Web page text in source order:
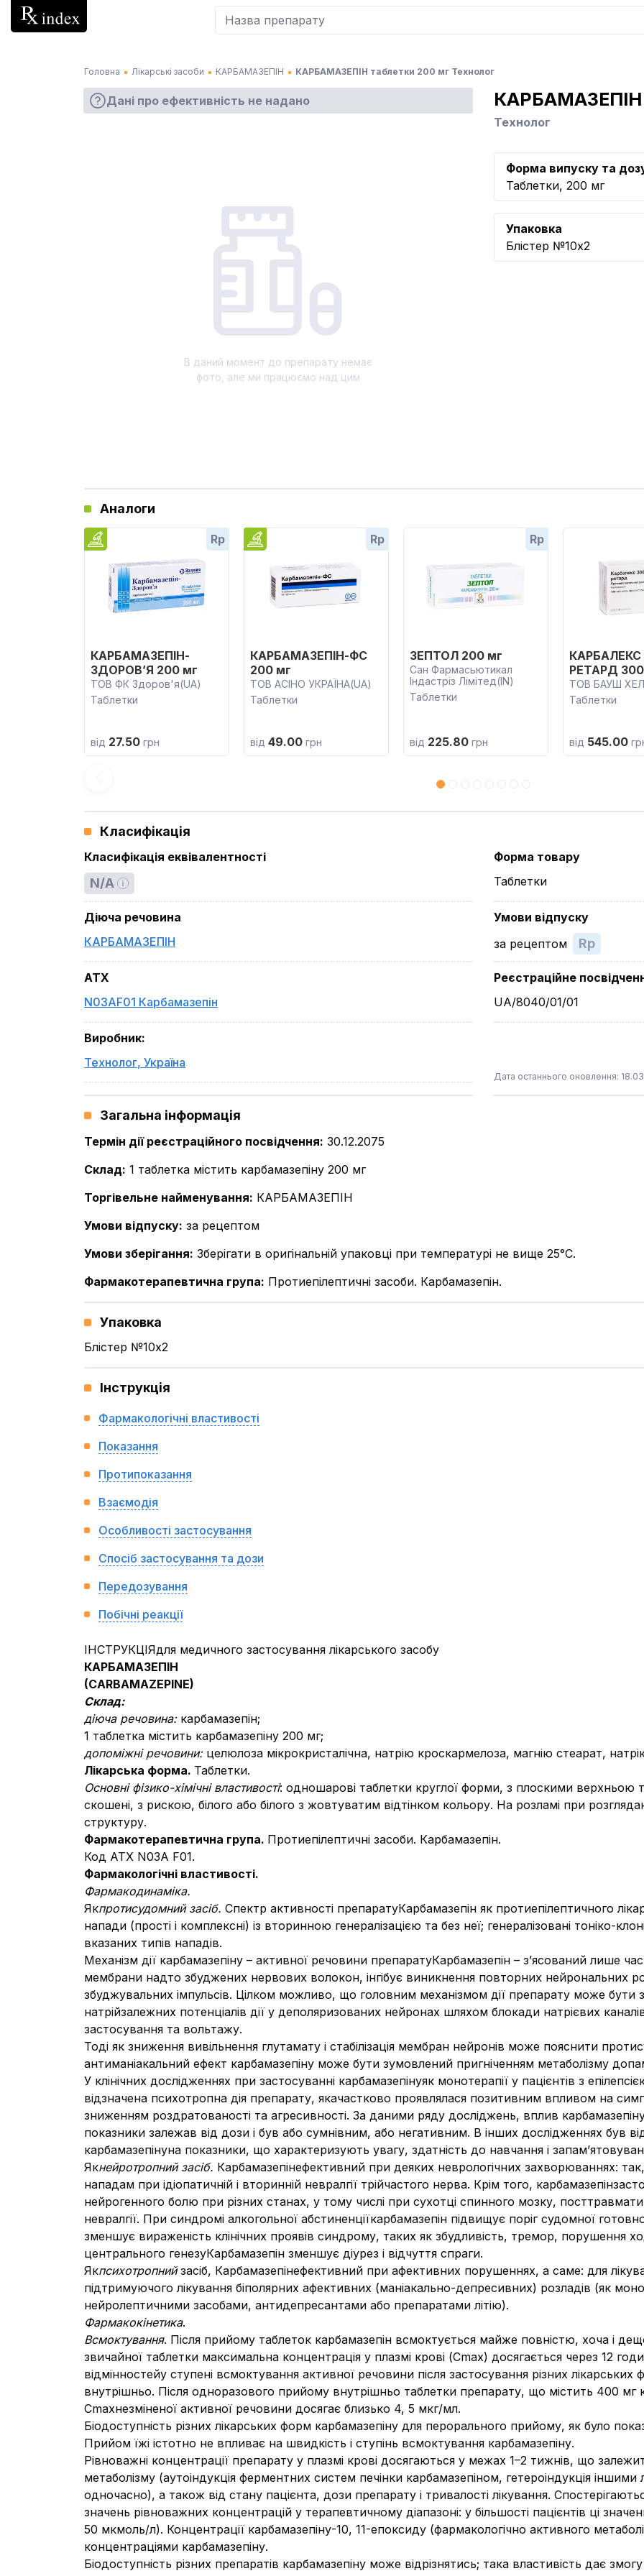
Головна Лікарські засоби КАРБАМАЗЕПІН КАРБАМАЗЕПІН таблетки 200 мг Технолог
Дані про ефективність не надано
В даний момент до препарату немає
фото, але ми працюємо над цим
КАРБАМАЗЕПІН
Технолог
Форма випуску та
Таблетки, 200 мг
Упаковка
Блістер №10x2
Аналоги
Rp
КАРБАМАЗЕПІН-
ЗДОРОВ’Я 200 мг
ТОВ ФК Здоров'я(UA)
Таблетки
від 27.50 грн
Rp
КАРБАМАЗЕПІН-ФС
200 мг
ТОВ АСІНО УКРАЇНА(UA)
Таблетки
від 49.00 грн
Rp
ЗЕПТОЛ 200 мг
Сан Фармасьютикал
Індастріз Лімітед(IN)
Таблетки
від 225.80 грн
КАРБАЛЕКС
РЕТАРД
ТОВ БАУШ
Таблетки
від 545.00
Класифікація
Класифікація еквівалентності
N/A
Діюча речовина
КАРБАМАЗЕПІН
ATX
N03AF01 Карбамазепін
Виробник:
Технолог, Україна
Форма товару
Таблетки
Умови відпуску
за рецептом
Rp
Реєстраційне
UA/8040/01/01
Дата останнього оновлення:
Загальна інформація
Термін дії реєстраційного посвідчення: 30.12.2075
Склад: 1 таблетка містить карбамазепіну 200 мг
Торгівельне найменування: КАРБАМАЗЕПІН
Умови відпуску: за рецептом
Умови зберігання: Зберігати в оригінальній упаковці при температурі не вище 25°С.
Фармакотерапевтична група: Протиепілептичні засоби. Карбамазепін.
Упаковка
Блістер №10x2
Інструкція
Фармакологічні властивості
Показання
Протипоказання
Взаємодія
Особливості застосування
Спосіб застосування та дози
Передозування
Побічні реакції
ІНСТРУКЦІЯдля медичного застосування лікарського засобу
КАРБАМАЗЕПІН
(CARBAMAZEPINE)
Склад:
діюча речовина: карбамазепін;
1 таблетка містить карбамазепіну 200 мг;
допоміжні речовини: целюлоза мікрокристалічна, натрію кроскармелоза, магнію стеарат,
Лікарська форма. Таблетки.
Основні фізико-хімічні властивості: одношарові таблетки круглої форми, з плоскими верхньою
скошені, з рискою, білого або білого з жовтуватим відтінком кольору. На розламі при
структуру.
Фармакотерапевтична група. Протиепілептичні засоби. Карбамазепін.
Код АТХ N03A F01.
Фармакологічні властивості.
Фармакодинаміка.
Якпротисудомний засіб. Спектр активності препаратуКарбамазепін як протиепілептичного
напади (прості і комплексні) із вторинною генералізацією та без неї; генералізовані тоніко-
вказаних типів нападів.
Механізм дії карбамазепіну – активної речовини препаратуКарбамазепін – з’ясований лише
мембрани надто збуджених нервових волокон, інгібує виникнення повторних нейрональних
збуджувальних імпульсів. Цілком можливо, що головним механізмом дії препарату може бути
натрійзалежних потенціалів дії у деполяризованих нейронах шляхом блокади натрієвих
застосування та вольтажу.
Тоді як зниження вивільнення глутамату і стабілізація мембран нейронів може пояснити
антиманіакальний ефект карбамазепіну може бути зумовлений пригніченням метаболізму
У клінічних дослідженнях при застосуванні карбамазепінуяк монотерапії у пацієнтів з
відзначена психотропна дія препарату, якачастково проявлялася позитивним впливом на
зниженням роздратованості та агресивності. За даними ряду досліджень, вплив
показники залежав від дози і був або сумнівним, або негативним. В інших дослідженнях був
карбамазепінуна показники, що характеризують увагу, здатність до навчання і
Якнейротропний засіб. Карбамазепінефективний при деяких неврологічних захворюваннях:
нападам при ідіопатичній і вторинній невралгії трійчастого нерва. Крім того,
нейрогенного болю при різних станах, у тому числі при сухотці спинного мозку,
невралгії. При синдромі алкогольної абстиненціїкарбамазепін підвищує поріг судомної
зменшує вираженість клінічних проявів синдрому, таких як збудливість, тремор, порушення
центрального генезуКарбамазепін зменшує діурез і відчуття спраги.
Якпсихотропнийзасіб, Карбамазепінефективний при афективних порушеннях, а саме: для
підтримуючого лікування біполярних афективних (маніакально-депресивних) розладів (як
нейролептичними засобами, антидепресантами або препаратами літію).
Фармакокінетика.
Всмоктування. Після прийому таблеток карбамазепін всмоктується майже повністю, хоча і
звичайної таблетки максимальна концентрація у плазмі крові (Сmax) досягається через 12
відмінностейу ступені всмоктування активної речовини після застосування різних
внутрішньо. Після одноразового прийому внутрішньо таблетки препарату, що містить 400 мг
Сmaxнезміненої активної речовини досягає близько 4, 5 мкг/мл.
Біодоступність різних лікарських форм карбамазепіну для перорального прийому, як було
Прийом їжі істотно не впливає на швидкість і ступінь всмоктування карбамазепіну.
Рівноважні концентрації препарату у плазмі крові досягаються у межах 1–2 тижнів, що
метаболізму (аутоіндукція ферментних систем печінки карбамазепіном, гетероіндукція
одночасно), а також від стану пацієнта, дози препарату і тривалості лікування.
значень рівноважних концентрацій у терапевтичному діапазоні: у більшості пацієнтів ці
50 мкмоль/л). Концентрації карбамазепіну-10, 11-епоксиду (фармакологічно активного
концентраціями карбамазепіну.
Біодоступність різних препаратів карбамазепіну може відрізнятись; така властивість дає